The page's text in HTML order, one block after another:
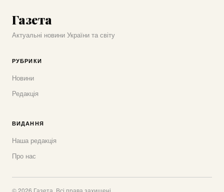
Газета
Актуальні новини України та світу
РУБРИКИ
Новини
Редакція
ВИДАННЯ
Наша редакція
Про нас
© 2026 Газета. Всі права захищені.